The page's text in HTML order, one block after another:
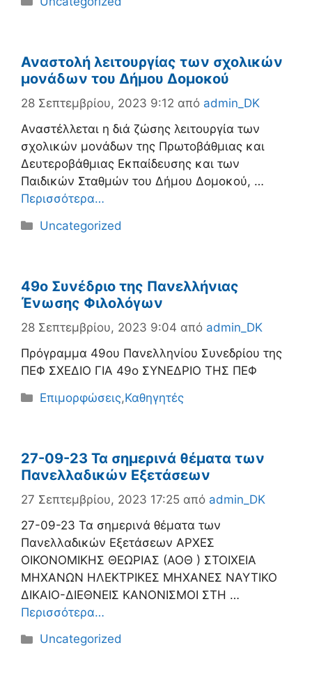
Αναστολή λειτουργίας των σχολικών
μονάδων του Δήμου Δομοκού
28 Σεπτεμβρίου, 2023 9:12 από admin_DK
Αναστέλλεται η διά ζώσης λειτουργία των
σχολικών μονάδων της Πρωτοβάθμιας και
Δευτεροβάθμιας Εκπαίδευσης και των
Παιδικών Σταθμών του Δήμου Δομοκού, …
Περισσότερα…
Κατηγορίες
Uncategorized
49o Συνέδριο της Πανελλήνιας
Ένωσης Φιλολόγων
28 Σεπτεμβρίου, 2023 9:04 από admin_DK
Πρόγραμμα 49ου Πανελληνίου Συνεδρίου της
ΠΕΦ ΣΧΕΔΙΟ ΓΙΑ 49o ΣΥΝΕΔΡΙΟ ΤΗΣ ΠΕΦ
Κατηγορίες
Επιμορφώσεις,Καθηγητές
27-09-23 Τα σημερινά θέματα των
Πανελλαδικών Εξετάσεων
27 Σεπτεμβρίου, 2023 17:25 από admin_DK
27-09-23 Τα σημερινά θέματα των
Πανελλαδικών Εξετάσεων ΑΡΧΕΣ
ΟΙΚΟΝΟΜΙΚΗΣ ΘΕΩΡΙΑΣ (ΑΟΘ ) ΣΤΟΙΧΕΙΑ
ΜΗΧΑΝΩΝ ΗΛΕΚΤΡΙΚΕΣ ΜΗΧΑΝΕΣ ΝΑΥΤΙΚΟ
ΔΙΚΑΙΟ-ΔΙΕΘΝΕΙΣ ΚΑΝΟΝΙΣΜΟΙ ΣΤΗ …
Περισσότερα…
Κατηγορίες
Uncategorized